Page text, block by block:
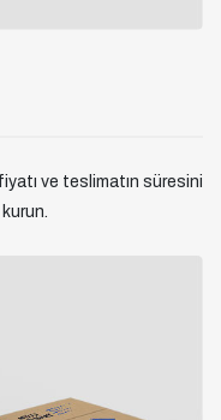
ve teslimatın süresini